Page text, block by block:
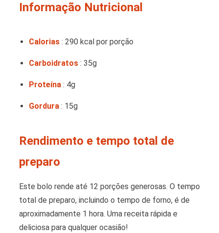
Informação Nutricional
Calorias : 290 kcal por porção
Carboidratos : 35g
Proteína : 4g
Gordura : 15g
Rendimento e tempo total de
preparo
Este bolo rende até 12 porções generosas. O tempo
total de preparo, incluindo o tempo de forno, é de
aproximadamente 1 hora. Uma receita rápida e
deliciosa para qualquer ocasião!